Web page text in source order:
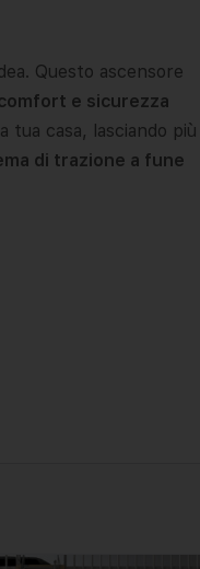
Questo ascensore
e sicurezza
tua casa, lasciando più
di trazione a fune